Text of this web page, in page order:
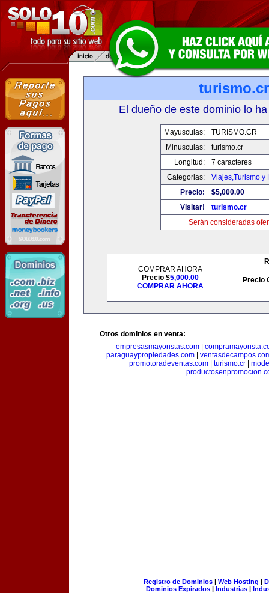
turismo.cr
El dueño de este dominio lo
Mayusculas:
TURISMO.CR
Minusculas:
turismo.cr
Longitud:
7 caracteres
Categorias:
Viajes,Turismo y
Precio:
$5,000.00
Visitar!
turismo.cr
Serán consideradas
COMPRAR AHORA
Precio $5,000.00
COMPRAR AHORA
Precio
Otros dominios en venta:
empresasmayoristas.com|
paraguaypropiedades.com
promotoradeventas.com
turismo.cr
Registro de Dominios| Web Hosting |
Dominios Expirados | Industrias |